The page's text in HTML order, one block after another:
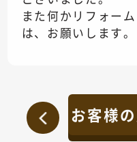
また何かリフォー
は、お願いします。
お客様